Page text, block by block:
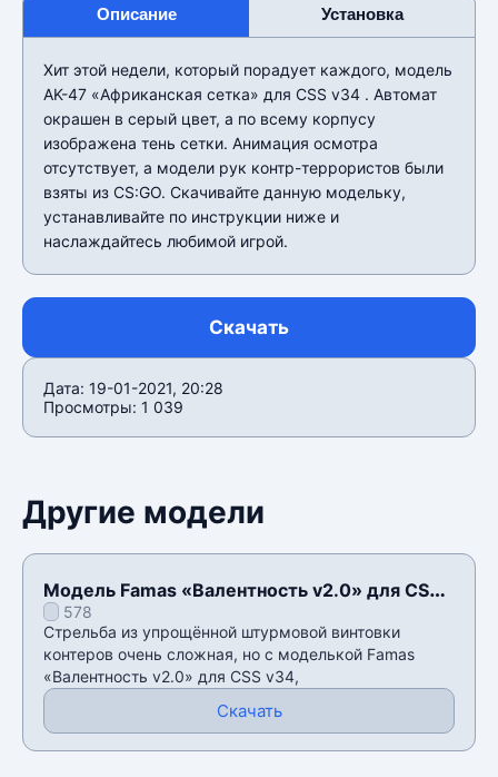
Описание Установка
Хит этой недели, который порадует каждого, модель
AK-47 «Африканская сетка» для CSS v34 . Автомат
окрашен в серый цвет, а по всему корпусу
изображена тень сетки. Анимация осмотра
отсутствует, а модели рук контр-террористов были
взяты из CS:GO. Скачивайте данную модельку,
устанавливайте по инструкции ниже и
наслаждайтесь любимой игрой.
Скачать
Дата: 19-01-2021, 20:28
Просмотры: 1 039
Другие модели
Модель Famas «Валентность v2.0» для CSS
v34578
Стрельба из упрощëнной штурмовой винтовки
контеров очень сложная, но с моделькой Famas
«Валентность v2.0» для CSS v34,
Скачать